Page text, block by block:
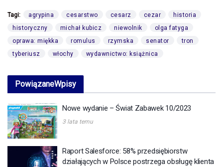
Tagi: agrypina cesarstwo cesarz cezar
historia
historyczny
michał kubicz niewolnik
olga fatyga
oprawa: miękka
romulus rzymska senator
tron
tyberiusz
włochy wydawnictwo: książnica
PowiązaneWpisy
Nowe wydanie – Świat Zabawek 10/2023
3 lata temu
Raport Salesforce: 58% przedsiębiorstw
działających w Polsce postrzega obsługę klienta